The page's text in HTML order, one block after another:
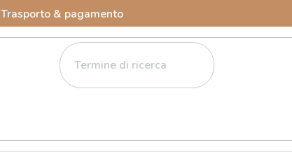
Trasporto & pagamento